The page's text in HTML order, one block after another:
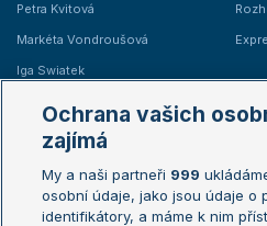
Petra Kvitová
Markéta Vondroušová
Iga Swiatek
Žebříčky
Žebříček ATP (muži)
Žebříček WTA (ženy)
Ochrana vašich
zajímá
My a naši partneři 999
osobní údaje, jako jsou údaje o
identifikátory, a máme k nim